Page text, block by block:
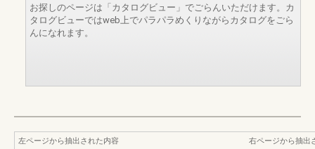
お探しのページは「カタログビュー」でごらんいただけます。カ
タログビューではweb上でパラパラめくりながらカタログをごら
んになれます。
左ページから抽出された内容
右ページから抽出